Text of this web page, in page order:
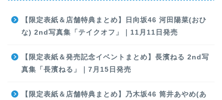
【限定表紙＆店舗特典まとめ】日向坂46 河田陽菜(おひ
な) 2nd写真集「テイクオフ」｜11月11日発売
【限定表紙＆発売記念イベントまとめ】長濱ねる 2nd写
真集「長濱ねる」｜7月15日発売
【限定表紙＆店舗特典まとめ】乃木坂46 筒井あやめ(あ